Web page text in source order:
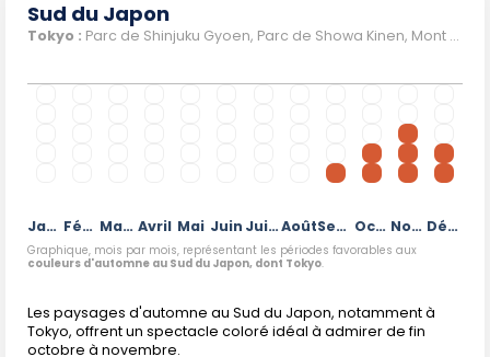
Dans le sud, les températures automnales restent douces,
voire parfois encore chaudes début octobre. Le climat y
feuillage changeant. Décembre marque la fin de
l'automne, avec un feuillage qui tombe rapidement et
quelques traces rougeâtres isolées dans les parcs de
Le grand écart climatique entre le nord (plus précoce, plus
Sud du Japon
Tokyo : Parc de Shinjuku Gyoen, Parc de Showa Kinen, Mont Fuji, Cinq Lacs ;
Janvier Février Mars Avril Mai Juin JuilletAoût Septembre Octobre Novembre Décembre
Graphique, mois par mois, représentant les périodes favorables aux
couleurs d'automne au Sud du Japon, dont Tokyo.
Les paysages d'automne au Sud du Japon, notamment à
Tokyo, offrent un spectacle coloré idéal à admirer de fin
octobre à novembre.